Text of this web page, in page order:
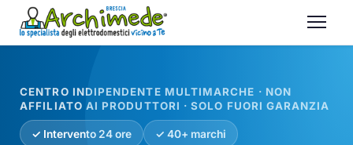
CENTRO INDIPENDENTE MULTIMARCHE · NON
AFFILIATO AI PRODUTTORI · SOLO FUORI GARANZIA
✓ Intervento 24 ore ✓ 40+ marchi